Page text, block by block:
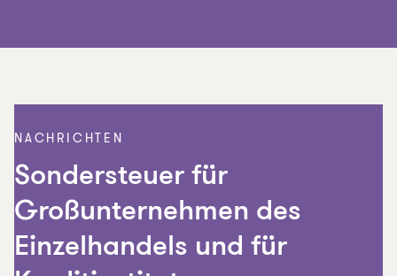
NACHRICHTEN
Sondersteuer für
Großunternehmen des
Einzelhandels und für